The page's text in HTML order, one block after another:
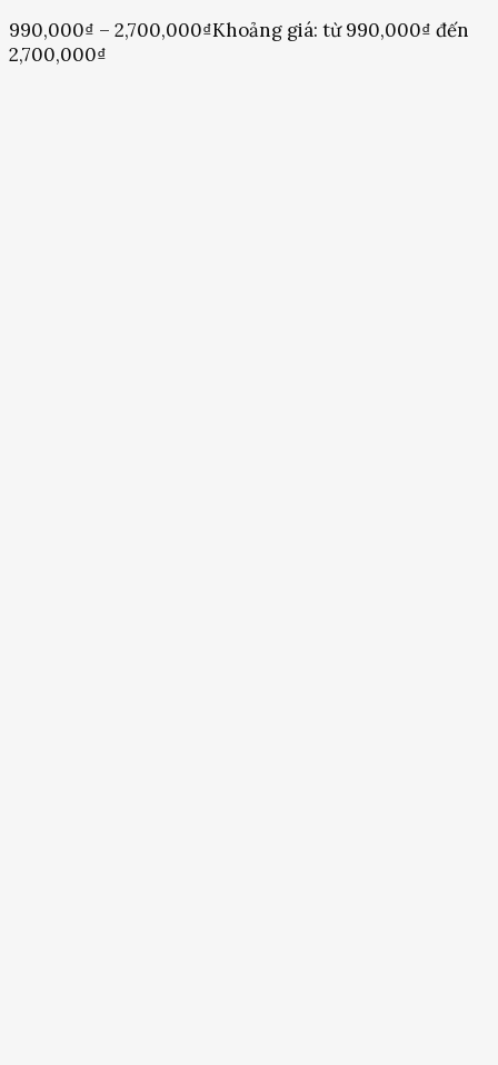
990,000₫ – 2,700,000₫Khoảng giá: từ 990,000₫ đến
2,700,000₫